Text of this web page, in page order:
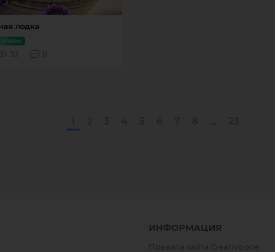
ИНФОРМАЦИЯ
Правила сайта Creativo.one